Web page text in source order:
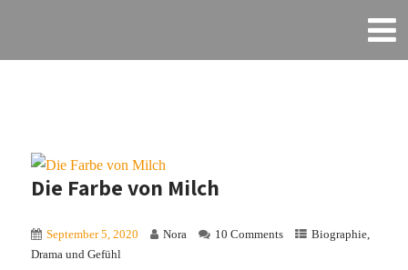
Die Farbe von Milch
September 5, 2020 Nora 10 Comments Biographie,
Drama und Gefühl